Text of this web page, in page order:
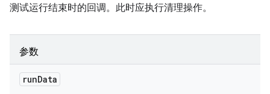
测试运行结束时的回调。此时应执行清理操作。
参数
runData